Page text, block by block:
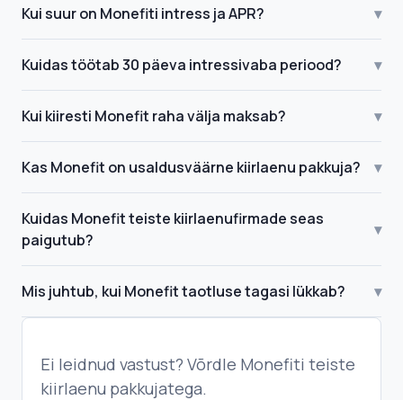
Kui suur on Monefiti intress ja APR? ▾
Kuidas töötab 30 päeva intressivaba periood? ▾
Kui kiiresti Monefit raha välja maksab? ▾
Kas Monefit on usaldusväärne kiirlaenu pakkuja? ▾
Kuidas Monefit teiste kiirlaenufirmade seas
paigutub?
▾
Mis juhtub, kui Monefit taotluse tagasi lükkab? ▾
Ei leidnud vastust? Võrdle Monefiti teiste
kiirlaenu pakkujatega.